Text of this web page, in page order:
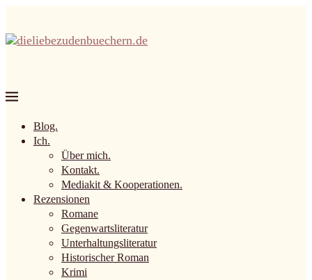
Blog.
Ich.
Über mich.
Kontakt.
Mediakit & Kooperationen.
Rezensionen
Romane
Gegenwartsliteratur
Unterhaltungsliteratur
Historischer Roman
Krimi